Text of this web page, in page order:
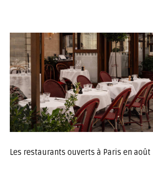
Les restaurants ouverts à Paris en août